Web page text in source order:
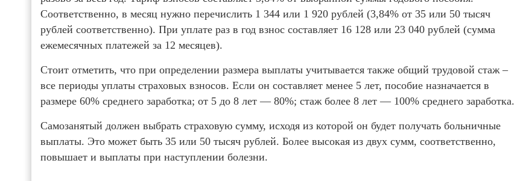
Соответственно, в месяц нужно перечислить 1 344 или 1 920 рублей (3,84% от 35 или 50 тысяч
рублей соответственно). При уплате раз в год взнос составляет 16 128 или 23 040 рублей (сумма
ежемесячных платежей за 12 месяцев).
Стоит отметить, что при определении размера выплаты учитывается также общий трудовой стаж –
все периоды уплаты страховых взносов. Если он составляет менее 5 лет, пособие назначается в
размере 60% среднего заработка; от 5 до 8 лет — 80%; стаж более 8 лет — 100% среднего заработка.
Самозанятый должен выбрать страховую сумму, исходя из которой он будет получать больничные
выплаты. Это может быть 35 или 50 тысяч рублей. Более высокая из двух сумм, соответственно,
повышает и выплаты при наступлении болезни.